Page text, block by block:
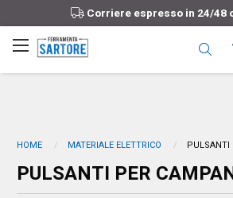
Corriere espresso in 24/48
HOME MATERIALE ELETTRICO PULSANTI
PULSANTI PER